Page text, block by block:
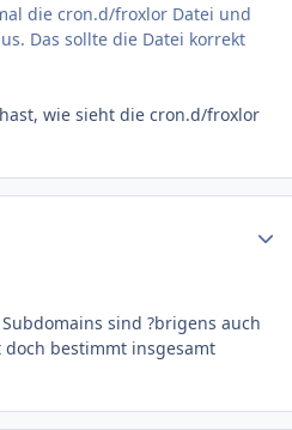
die cron.d/froxlor Datei und
Das sollte die Datei korrekt
wie sieht die cron.d/froxlor
sind ?brigens auch
bestimmt insgesamt